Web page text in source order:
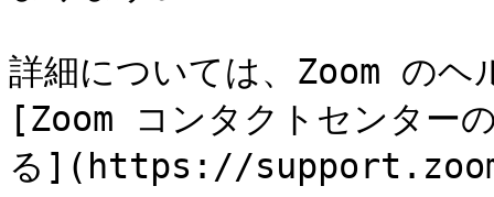
詳細については、Zoom のヘ
[Zoom コンタクトセンター
る](https://